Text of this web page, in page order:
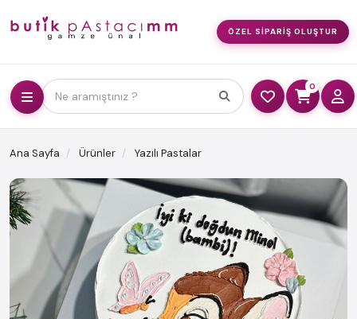
ÖZEL SIPARIŞ OLUŞTUR
Ne aramıştınız ?
0
Ana Sayfa Ürünler Yazılı Pastalar